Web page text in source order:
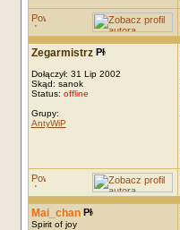
Zegarmistrz
Dołączył: 31 Lip 2002
Skąd: sanok
Status: offline
Grupy:
AntyWiP
Mai_chan
Spirit of joy